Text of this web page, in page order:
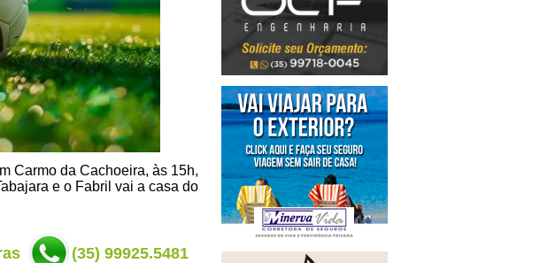
Carmo da Cachoeira, às 15h,
e o Fabril vai a casa do
(35) 99925.5481